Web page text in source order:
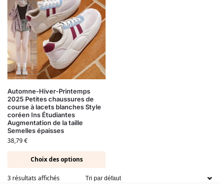
Automne-Hiver-Printemps
2025 Petites chaussures de
course à lacets blanches Style
coréen Ins Étudiantes
Augmentation de la taille
Semelles épaisses
38,79€
Choix des options
3 résultats affichés